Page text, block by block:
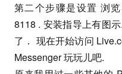
第二个步骤是设置 浏
8118 . 安装指导上有图
了． 现在开始访问
Messenger 玩玩儿吧.